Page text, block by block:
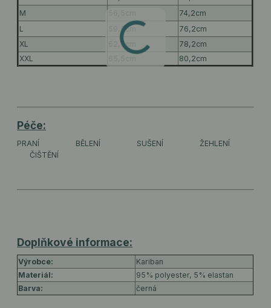
M
74,2cm
L
59,5cm
76,2cm
XL
62,5cm
78,2cm
XXL
80,2cm
Péče:
PRANÍ BĚLENÍ SUŠENÍ
ŽEHLENÍ
ČIŠTĚNÍ
Doplňkové informace:
Výrobce:
Kariban
Materiál:
95% polyester, 5% elastan
Barva:
černá